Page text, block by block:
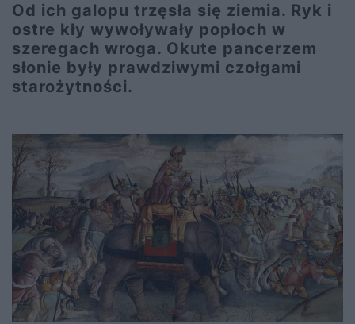
Od ich galopu trzęsła się ziemia. Ryk i
ostre kły wywoływały popłoch w
szeregach wroga. Okute pancerzem
słonie były prawdziwymi czołgami
starożytności.